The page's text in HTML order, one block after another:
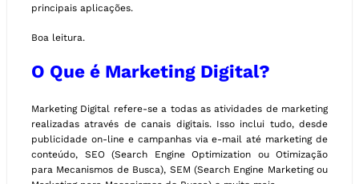
principais aplicações.
Boa leitura.
O Que é Marketing Digital?
Marketing Digital refere-se a todas as atividades de marketing
realizadas através de canais digitais. Isso inclui tudo, desde
publicidade on-line e campanhas via e-mail até marketing de
conteúdo, SEO (Search Engine Optimization ou Otimização
para Mecanismos de Busca), SEM (Search Engine Marketing ou